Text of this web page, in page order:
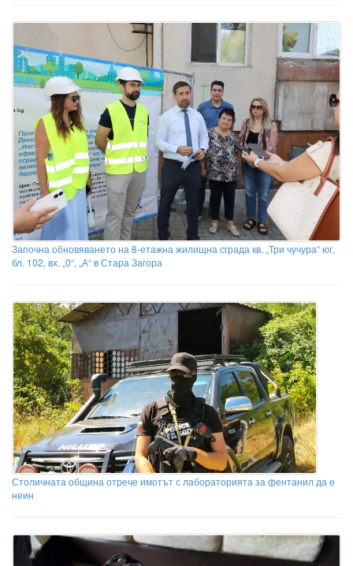
Започна обновяването на 8-етажна жилищна сграда кв. „Три чучура“ юг,
бл. 102, вх. „0“, „А“ в Стара Загора
Столичната община отрече имотът с лабораторията за фентанил да е
неин